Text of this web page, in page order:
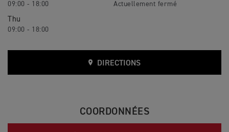
09:00 - 18:00
Thu
09:00 - 18:00
DIRECTIONS
COORDONNÉES